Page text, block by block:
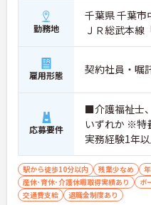
・入職後はお一人おひとりの
のＯＪＴ研修を実施し、ｅラ
の機会も提供されます
・施設内には看護師が24時間
の対応や専門的な医療処置は
負担が減ります
・介護スタッフと看護スタッ
しやすく、初任者研修や実務
専門性を高められます
＜残業月7時間以下で身体の
・常勤で働くスタッフの比率
高く、急なシフト変更や無理
にくい人員体制です
・訪問スケジュールに沿って
ため、月平均の残業時間は5時
勤務地
千葉県 千葉
ＪＲ総武本線
雇用形態 契約社員・嘱
応募要件
■介護福祉士
いずれか ※特
実務経験1年
以上ある方、
歓迎
駅から徒歩10分以内 残業少なめ
産休･育休･介護休暇取得実績あり
ボ
交通費支給
退職金制度あり